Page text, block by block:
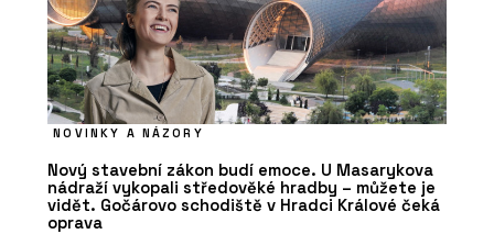
NOVINKY A NÁZORY
Nový stavební zákon budí emoce. U Masarykova
nádraží vykopali středověké hradby – můžete je
vidět. Gočárovo schodiště v Hradci Králové čeká
oprava